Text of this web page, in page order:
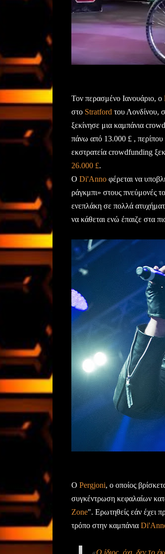
Τον περασμένο Ιανουάριο, ο
στο Stratford του Λονδίνου,
ξεκίνησε μια καμπάνια
πάνω από 13.000 £ , περίπου
εκστρατεία crowdfunding
26.000 £.
Ο Di'Anno φέρεται να
ράγκμπι» στους πνεύμονές
ενεπλάκη σε πολλά
να κάθεται ενώ έπαιζε στα
Ο Pergjoni, ο οποίος
συγκέντρωση κεφαλαίων
Zone". Ερωτηθείς εάν έχει
τρόπο στην καμπάνια